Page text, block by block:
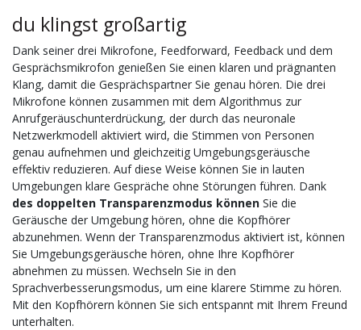
du klingst großartig
Dank seiner drei Mikrofone, Feedforward, Feedback und dem
Gesprächsmikrofon genießen Sie einen klaren und prägnanten
Klang, damit die Gesprächspartner Sie genau hören. Die drei
Mikrofone können zusammen mit dem Algorithmus zur
Anrufgeräuschunterdrückung, der durch das neuronale
Netzwerkmodell aktiviert wird, die Stimmen von Personen
genau aufnehmen und gleichzeitig Umgebungsgeräusche
effektiv reduzieren. Auf diese Weise können Sie in lauten
Umgebungen klare Gespräche ohne Störungen führen. Dank
des doppelten Transparenzmodus können Sie die
Geräusche der Umgebung hören, ohne die Kopfhörer
abzunehmen. Wenn der Transparenzmodus aktiviert ist, können
Sie Umgebungsgeräusche hören, ohne Ihre Kopfhörer
abnehmen zu müssen. Wechseln Sie in den
Sprachverbesserungsmodus, um eine klarere Stimme zu hören.
Mit den Kopfhörern können Sie sich entspannt mit Ihrem Freund
unterhalten.